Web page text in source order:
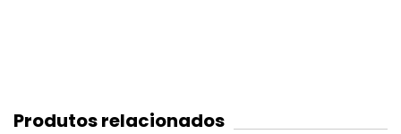
Produtos relacionados